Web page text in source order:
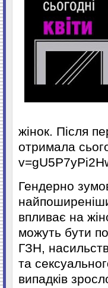
жінок. Після
отримала
Гендерно
впливає на
можуть бути
ГЗН,
та
випадків